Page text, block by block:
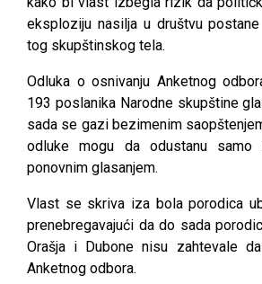
eksploziju nasilja u društvu
tog skupštinskog tela.
Odluka o osnivanju Anketnog
193 poslanika Narodne skupštine
sada se gazi bezimenim
odluke mogu da odustanu samo
ponovnim glasanjem.
Vlast se skriva iza bola porodica
prenebregavajući da do sada
Orašja i Dubone nisu zahtevale
Anketnog odbora.